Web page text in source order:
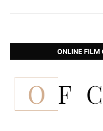
ONLINE FILM